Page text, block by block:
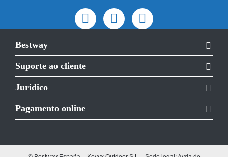
Bestway
Suporte ao cliente
Jurídico
Pagamento online